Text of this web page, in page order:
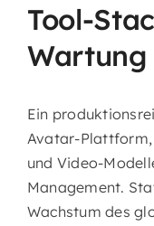
Tool-
Wartung
Ein
Avatar-Plattform,
und Video-
Management.
Wachstum des